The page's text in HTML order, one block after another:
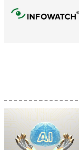
Кадры
Гаджеты
Здоровье